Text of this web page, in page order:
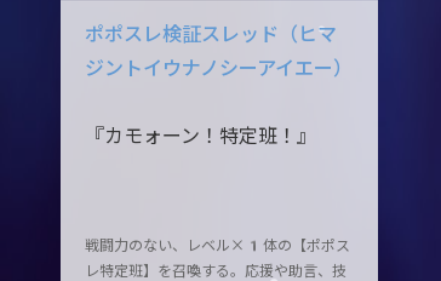
ポポスレ検証スレッド（ヒマ
ジントイウナノシーアイエー）
『カモォーン！特定班！』
戦闘力のない、レベル×1体の【ポポス
レ特定班】を召喚する。応援や助言、技